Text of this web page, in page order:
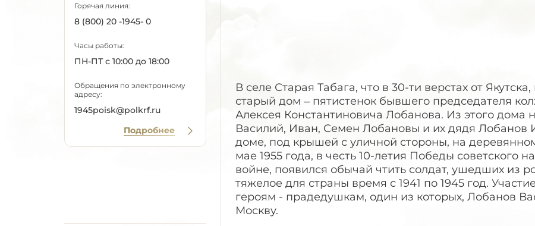
Горячая линия:
8 (800) 20 -1945- 0
Часы работы:
ПН-ПТ с 10:00 до 18:00
Обращения по электронному
адресу:
1945poisk@polkrf.ru
Подробнее
В селе Старая Табага, что в 30-ти верстах от
старый дом – пятистенок бывшего председателя
Алексея Константиновича Лобанова. Из этого дома
Василий, Иван, Семен Лобановы и их дядя Лобанов
доме, под крышей с уличной стороны, на
мае 1955 года, в честь 10-летия Победы советского
войне, появился обычай чтить солдат, ушедших из
тяжелое для страны время с 1941 по 1945 год.
героям - прадедушкам, один из которых, Лобанов
Москву.